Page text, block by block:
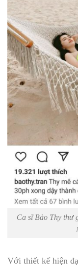
Ca sĩ Bảo Thy thư
Với thiết kế hiện